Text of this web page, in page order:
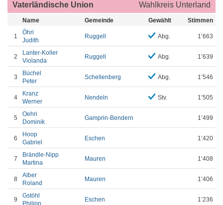
Vaterländische Union Wahlkreis Unterland
Name Gemeinde Gewählt Stimmen
1
Öhri
Judith
Ruggell Abg. 1’663
2
Lanter-Koller
Violanda
Ruggell Abg. 1’639
3
Büchel
Peter
Schellenberg Abg. 1’546
4
Kranz
Werner
Nendeln Stv. 1’505
5
Oehri
Dominik
Gamprin-Bendern 1’499
6
Hoop
Gabriel
Eschen 1’420
7
Brändle-Nipp
Martina
Mauren 1’408
8
Alber
Roland
Mauren 1’406
9
Gstöhl
Eschen 1’236